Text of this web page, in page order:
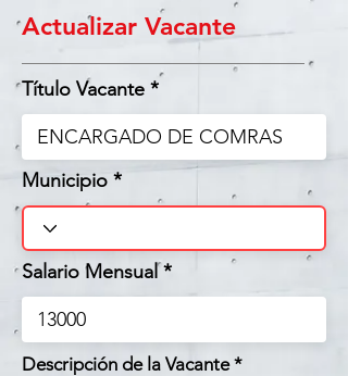
Actualizar Vacante
Título Vacante
Municipio
Salario Mensual
Descripción de la Vacante *